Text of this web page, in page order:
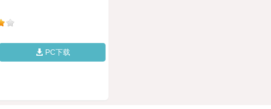
PC下载